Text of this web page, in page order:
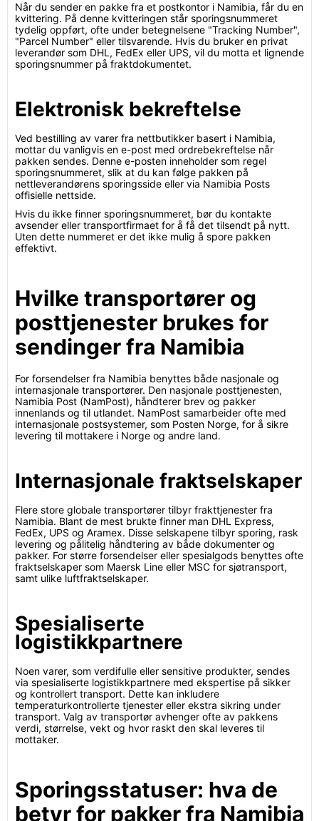
Når du sender en pakke fra et postkontor i Namibia, får du en
kvittering. På denne kvitteringen står sporingsnummeret
tydelig oppført, ofte under betegnelsene "Tracking Number",
"Parcel Number" eller tilsvarende. Hvis du bruker en privat
leverandør som DHL, FedEx eller UPS, vil du motta et lignende
sporingsnummer på fraktdokumentet.
Elektronisk bekreftelse
Ved bestilling av varer fra nettbutikker basert i Namibia,
mottar du vanligvis en e-post med ordrebekreftelse når
pakken sendes. Denne e-posten inneholder som regel
sporingsnummeret, slik at du kan følge pakken på
nettleverandørens sporingsside eller via Namibia Posts
offisielle nettside.
Hvis du ikke finner sporingsnummeret, bør du kontakte
avsender eller transportfirmaet for å få det tilsendt på nytt.
Uten dette nummeret er det ikke mulig å spore pakken
effektivt.
Hvilke transportører og
posttjenester brukes for
sendinger fra Namibia
For forsendelser fra Namibia benyttes både nasjonale og
internasjonale transportører. Den nasjonale posttjenesten,
Namibia Post (NamPost), håndterer brev og pakker
innenlands og til utlandet. NamPost samarbeider ofte med
internasjonale postsystemer, som Posten Norge, for å sikre
levering til mottakere i Norge og andre land.
Internasjonale fraktselskaper
Flere store globale transportører tilbyr frakttjenester fra
Namibia. Blant de mest brukte finner man DHL Express,
FedEx, UPS og Aramex. Disse selskapene tilbyr sporing, rask
levering og pålitelig håndtering av både dokumenter og
pakker. For større forsendelser eller spesialgods benyttes ofte
fraktselskaper som Maersk Line eller MSC for sjøtransport,
samt ulike luftfraktselskaper.
Spesialiserte
logistikkpartnere
Noen varer, som verdifulle eller sensitive produkter, sendes
via spesialiserte logistikkpartnere med ekspertise på sikker
og kontrollert transport. Dette kan inkludere
temperaturkontrollerte tjenester eller ekstra sikring under
transport. Valg av transportør avhenger ofte av pakkens
verdi, størrelse, vekt og hvor raskt den skal leveres til
mottaker.
Sporingsstatuser: hva de
betyr for pakker fra Namibia